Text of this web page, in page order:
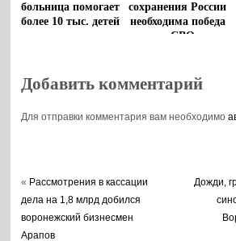
больница помогает
более 10 тыс. детей
сохранения России
необходима победа
в СВО
Добавить комментарий
Для отправки комментария вам необходимо
« Рассмотрения в кассации
дела на 1,8 млрд добился
воронежский бизнесмен
Арапов
Дожди,